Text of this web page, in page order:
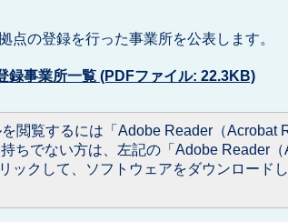
点の登録を行った事業所を公表します。
録事業所一覧 (PDFファイル: 22.3KB)
閲覧するには「Adobe Reader（Acrobat
ちでない方は、左記の「Adobe Reader（
ックして、ソフトウェアをダウンロード